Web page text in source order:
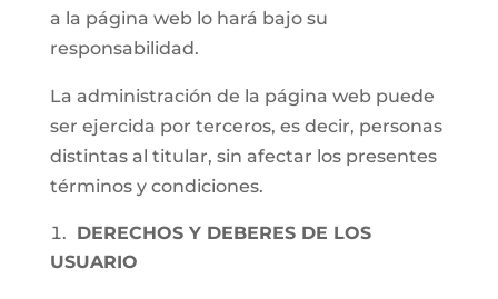
a la página web lo hará bajo su
responsabilidad.
La administración de la página web puede
ser ejercida por terceros, es decir, personas
distintas al titular, sin afectar los presentes
términos y condiciones.
DERECHOS Y DEBERES DE LOS
USUARIO